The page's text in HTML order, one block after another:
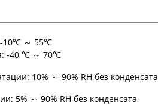
-10℃ ～ 55℃
-40 ℃ ～ 70℃
10% ～ 90% RH без конденсата
5% ～ 90% RH без конденсата